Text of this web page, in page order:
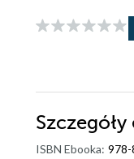
Szczegóły
ISBN Ebooka: 978-